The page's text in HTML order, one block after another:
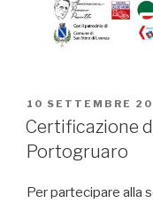
PUBBLICATO
IL
10 SETTEMBRE
Certificazione
Portogruaro
Per partecipare alla